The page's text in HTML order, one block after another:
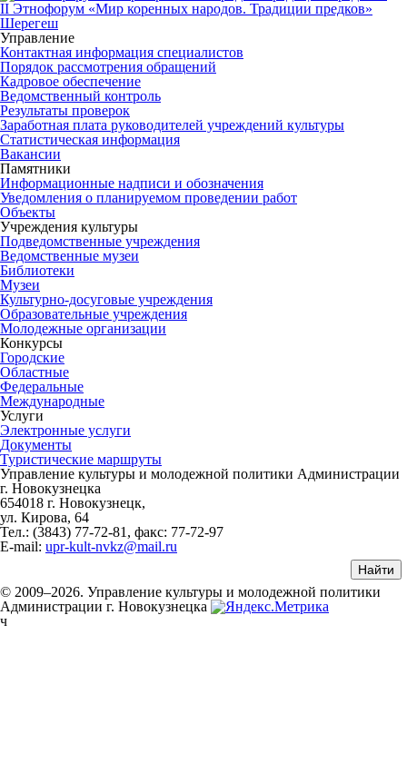
II Этнофорум «Мир коренных народов. Традиции предков»
Шерегеш
Управление
Контактная информация специалистов
Порядок рассмотрения обращений
Кадровое обеспечение
Ведомственный контроль
Результаты проверок
Заработная плата руководителей учреждений культуры
Статистическая информация
Вакансии
Памятники
Информационные надписи и обозначения
Уведомления о планируемом проведении работ
Объекты
Учреждения культуры
Подведомственные учреждения
Ведомственные музеи
Библиотеки
Музеи
Культурно-досуговые учреждения
Образовательные учреждения
Молодежные организации
Конкурсы
Городские
Областные
Федеральные
Международные
Услуги
Электронные услуги
Документы
Туристические маршруты
Управление культуры и молодежной политики Администрации
г. Новокузнецка
654018 г. Новокузнецк,
ул. Кирова, 64
Тел.: (3843) 77-72-81 , факс: 77-72-97
E-mail: upr-kult-nvkz@mail.ru
© 2009–2026. Управление культуры и молодежной политики
Администрации г. Новокузнецка
ч